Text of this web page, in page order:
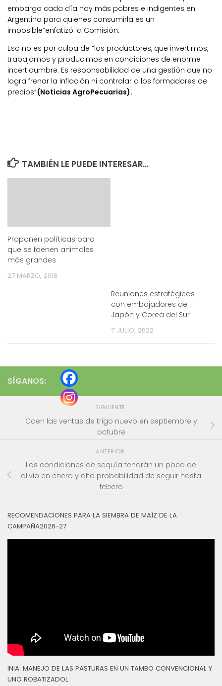
embargo cada día hay más pobres e indigentes en
Argentina para quienes consumirla es un
imposible”enfatizó la Comisión.
Eso no es por culpa de “los productores, que invertimos,
trabajamos y producimos en condiciones de enorme
incertidumbre. Es responsabilidad de una gestión que no
logra frenar la inflación ni controlar a los formadores de
precios”(Noticias AgroPecuarias).
TAMBIÉN LE PUEDE INTERESAR...
Proponen políticas para
que se faenen animales
más grandes
27 MARZO, 2018
Reuniones estratégicas
con embajadores de
Japón y Corea del Sur
7 JULIO, 2022
SÍGANOS:
SIGUIENTE
Caen las ventas de trigo nuevo en septiembre y
octubre
ANTERIOR
Las condiciones de sequía tendrán un poco de
alivio en enero y alta probabilidad de seguir hasta
febero
RECOMENDACIONES PARA LA SIEMBRA DE MAÍZ DE LA
CAMPAÑA2026-27
INIA: MANEJO DE LAS PASTURAS EN UN TAMBO CONVENCIONAL Y
UNO ROBATIZADOL